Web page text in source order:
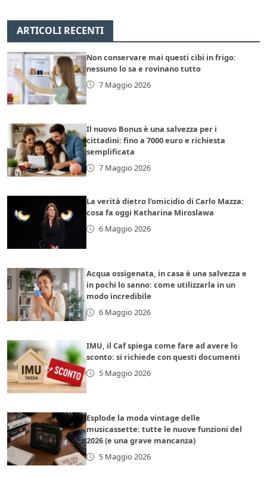
ARTICOLI RECENTI
Non conservare mai questi cibi in frigo:
nessuno lo sa e rovinano tutto
7 Maggio 2026
Il nuovo Bonus è una salvezza per i
cittadini: fino a 7000 euro e richiesta
semplificata
7 Maggio 2026
La verità dietro l’omicidio di Carlo Mazza:
cosa fa oggi Katharina Miroslawa
6 Maggio 2026
Acqua ossigenata, in casa è una salvezza e
in pochi lo sanno: come utilizzarla in un
modo incredibile
6 Maggio 2026
IMU, il Caf spiega come fare ad avere lo
sconto: si richiede con questi documenti
5 Maggio 2026
Esplode la moda vintage delle
musicassette: tutte le nuove funzioni del
2026 (e una grave mancanza)
5 Maggio 2026